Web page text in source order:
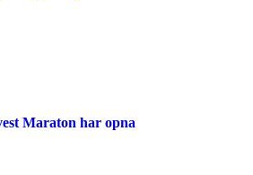
Maraton har opna